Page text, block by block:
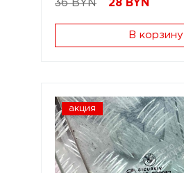
36 BYN 28 BYN
В корзину
акция